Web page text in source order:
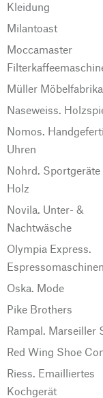
Kleidung
Milantoast
Moccamaster
Müller
Naseweiss.
Nomos.
Uhren
Nohrd. Sportgeräte
Holz
Novila. Unter- &
Nachtwäsche
Olympia Express.
Espressomaschinen
Oska. Mode
Pike Brothers
Rampal. Marseiller
Red Wing Shoe
Riess. Emailliertes
Kochgerät